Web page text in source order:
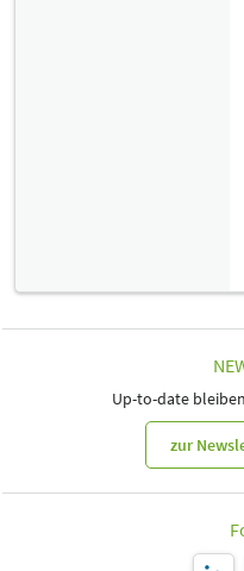
Up-to-date
zur